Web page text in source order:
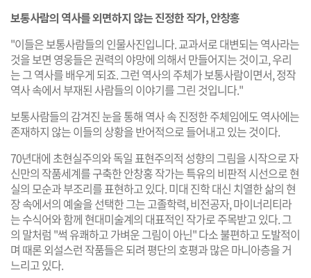
보통사람의 역사를 외면하지 않는 진정한 작가, 안창홍
"이들은 보통사람들의 인물사진입니다. 교과서로 대변되는 역사라는
것을 보면 영웅들은 권력의 야망에 의해서 만들어지는 것이고, 우리
는 그 역사를 배우게 되죠. 그런 역사의 주체가 보통사람이면서, 정작
역사 속에서 부재된 사람들의 이야기를 그린 것입니다."
보통사람들의 감겨진 눈을 통해 역사 속 진정한 주체임에도 역사에는
존재하지 않는 이들의 상황을 반어적으로 들어내고 있는 것이다.
70년대에 초현실주의와 독일 표현주의적 성향의 그림을 시작으로 자
신만의 작품세계를 구축한 안창홍 작가는 특유의 비판적 시선으로 현
실의 모순과 부조리를 표현하고 있다. 미대 진학 대신 치열한 삶의 현
장 속에서의 예술을 선택한 그는 고졸학력, 비전공자, 마이너리티라
는 수식어와 함께 현대미술계의 대표적인 작가로 주목받고 있다. 그
의 말처럼 "썩 유쾌하고 가벼운 그림이 아닌" 다소 불편하고 도발적이
며 때론 외설스런 작품들은 되려 평단의 호평과 많은 마니아층을 거
느리고 있다.